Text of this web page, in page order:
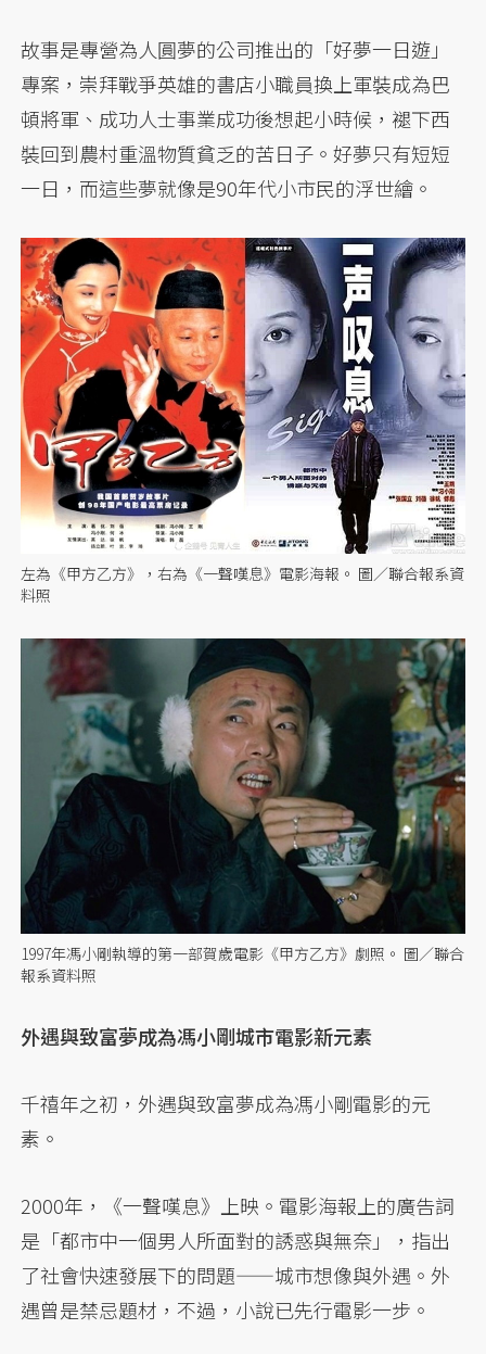
故事是專營為人圓夢的公司推出的「好夢一日遊」
專案，崇拜戰爭英雄的書店小職員換上軍裝成為巴
頓將軍、成功人士事業成功後想起小時候，褪下西
裝回到農村重溫物質貧乏的苦日子。好夢只有短短
一日，而這些夢就像是90年代小市民的浮世繪。
左為《甲方乙方》，右為《一聲嘆息》電影海報。 圖／聯合報系資
料照
1997年馮小剛執導的第一部賀歲電影《甲方乙方》劇照。 圖／聯合
報系資料照
外遇與致富夢成為馮小剛城市電影新元素
千禧年之初，外遇與致富夢成為馮小剛電影的元
素。
2000年，《一聲嘆息》上映。電影海報上的廣告詞
是「都市中一個男人所面對的誘惑與無奈」，指出
了社會快速發展下的問題——城市想像與外遇。外
遇曾是禁忌題材，不過，小說已先行電影一步。